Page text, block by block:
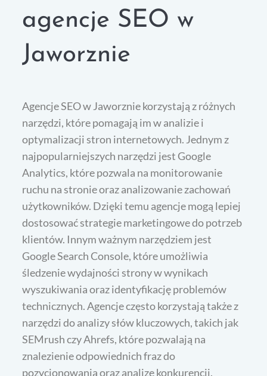
agencje SEO w
Jaworznie
Agencje SEO w Jaworznie korzystają z różnych
narzędzi, które pomagają im w analizie i
optymalizacji stron internetowych. Jednym z
najpopularniejszych narzędzi jest Google
Analytics, które pozwala na monitorowanie
ruchu na stronie oraz analizowanie zachowań
użytkowników. Dzięki temu agencje mogą lepiej
dostosować strategie marketingowe do potrzeb
klientów. Innym ważnym narzędziem jest
Google Search Console, które umożliwia
śledzenie wydajności strony w wynikach
wyszukiwania oraz identyfikację problemów
technicznych. Agencje często korzystają także z
narzędzi do analizy słów kluczowych, takich jak
SEMrush czy Ahrefs, które pozwalają na
znalezienie odpowiednich fraz do
pozycjonowania oraz analizę konkurencji.